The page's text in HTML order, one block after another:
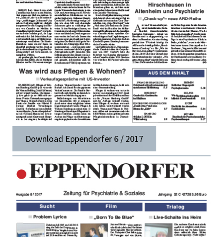
Download Eppendorfer 6 / 2017